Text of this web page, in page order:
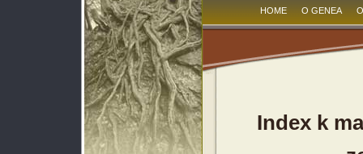
HOME O GENEA
Index k